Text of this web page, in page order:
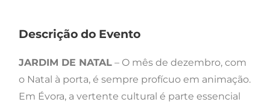
Descrição do Evento
JARDIM DE NATAL – O mês de dezembro, com
o Natal à porta, é sempre profícuo em animação.
Em Évora, a vertente cultural é parte essencial